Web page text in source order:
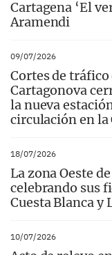
Cartagena ‘El
Aramendi
09/07/2026
Cortes de
Cartagonova
la nueva
circulación en la
18/07/2026
La zona Oeste
celebrando sus
Cuesta Blanca y
10/07/2026